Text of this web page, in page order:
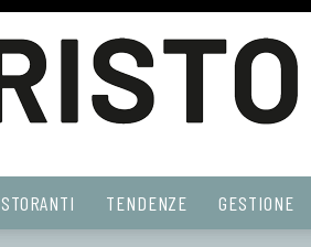
TENDENZE GESTIONE